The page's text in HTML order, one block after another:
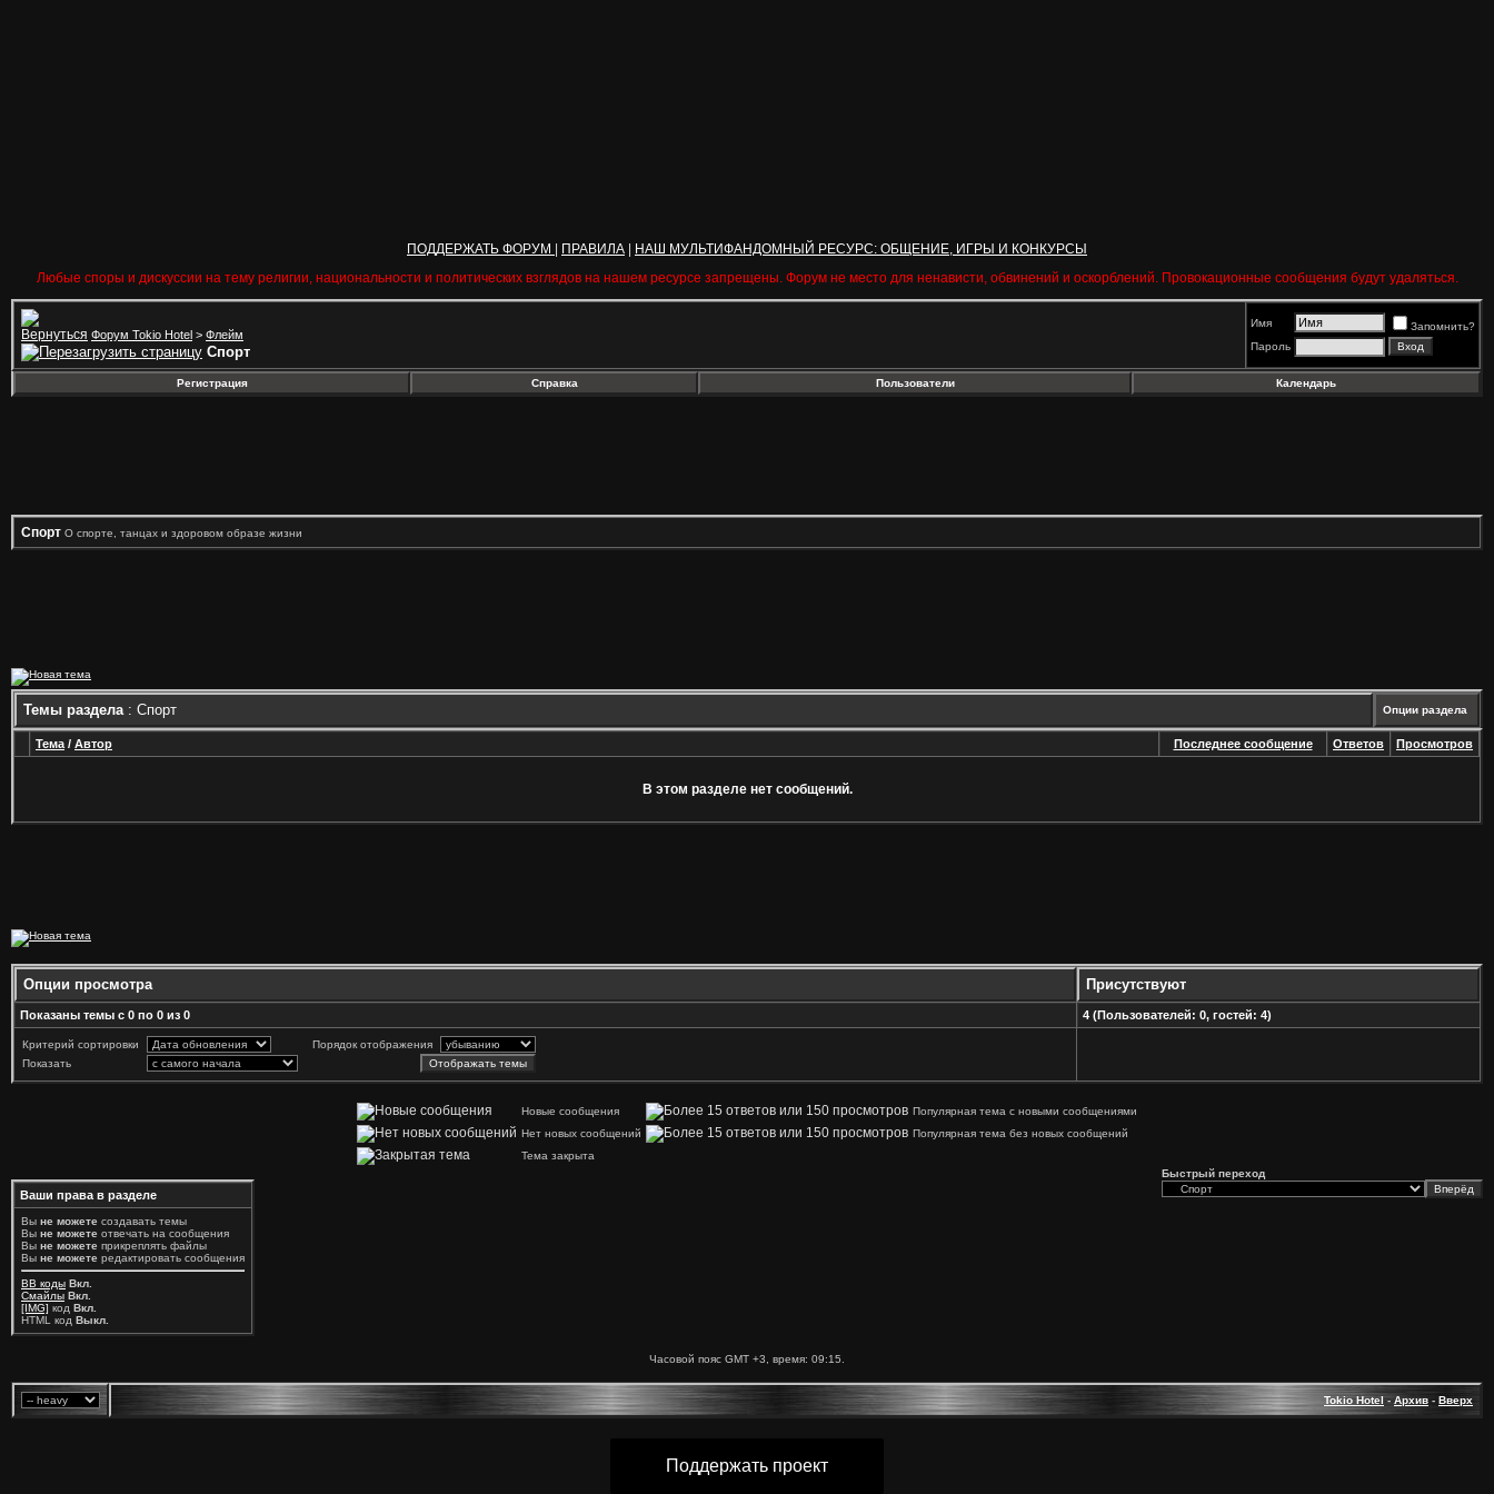
ПОДДЕРЖАТЬ ФОРУМ ПРАВИЛА
НАШ МУЛЬТИФАНДОМНЫЙ РЕСУРС: ОБЩЕНИЕ, ИГРЫ И КОНКУРСЫ
Любые споры и дискуссии на тему религии, национальности и политических взглядов на нашем ресурсе запрещены. Форум не место для ненависти, обвинений и оскорблений. Провокационные сообщения будут удаляться.
Форум Tokio Hotel > Флейм
Спорт
Имя
Запомнить?
Пароль
Регистрация Справка Пользователи Календарь
Спорт О спорте, танцах и здоровом образе жизни
Темы раздела: Спорт Опции раздела
Тема / Автор Последнее сообщение Ответов Просмотров
В этом разделе нет сообщений.
Опции просмотра Присутствуют
Показаны темы с 0 по 0 из 0 4 (Пользователей: 0, гостей: 4)
Критерий сортировки
Порядок отображения
Показать
Новые сообщения
Популярная тема с новыми сообщениями
Нет новых сообщений
Популярная тема без новых сообщений
Тема закрыта
Ваши права в разделе
Вы не можете создавать темы
Вы не можете отвечать на сообщения
Вы не можете прикреплять файлы
Вы не можете редактировать сообщения
BB коды Вкл.
Смайлы Вкл.
[IMG] код Вкл.
HTML код Выкл.
Быстрый переход
Часовой пояс GMT +3, время: 09:15
Tokio Hotel-Архив - Вверх
Поддержать проект